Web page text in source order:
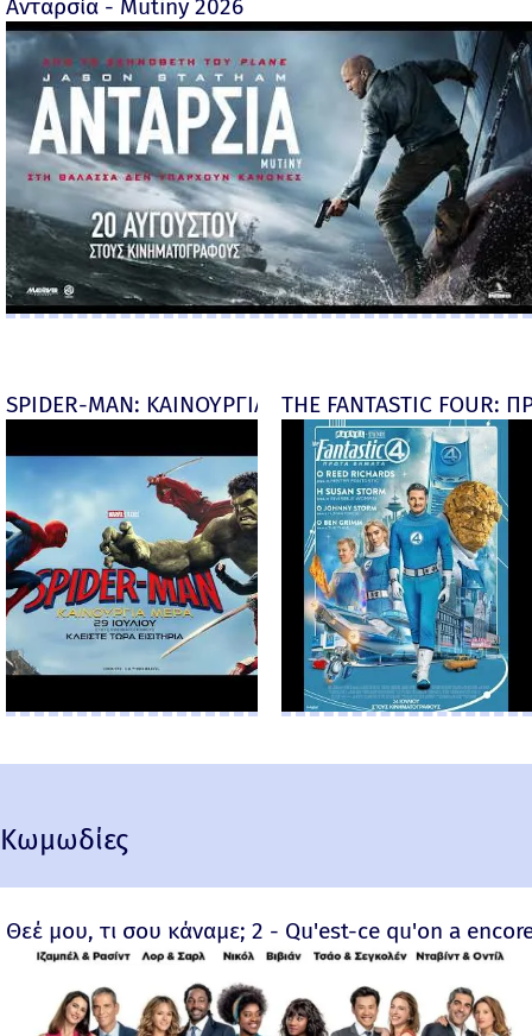
Ανταρσία - Mutiny 2026
SPIDER-MAN: ΚΑΙΝΟΥΡΓΙΑ ΜΕΡΑ (Spider-Man:
THE FANTASTIC
Κωμωδίες
Θεέ μου, τι σου κάναμε; 2 - Qu'est-ce qu'on a